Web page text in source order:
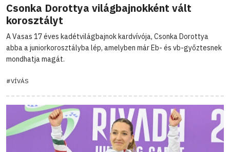
Csonka Dorottya világbajnokként vált
korosztályt
A Vasas 17 éves kadétvilágbajnok kardvívója, Csonka Dorottya
abba a juniorkorosztályba lép, amelyben már Eb- és vb-győztesnek
mondhatja magát.
#VÍVÁS